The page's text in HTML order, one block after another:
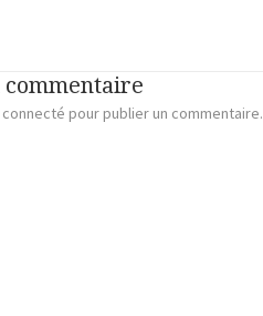
pour publier un commentaire.